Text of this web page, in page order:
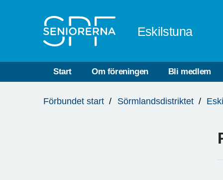
Eskilstuna
Start Om föreningen Bli medlem
är
Förbundet start Sörmlandsdistriktet